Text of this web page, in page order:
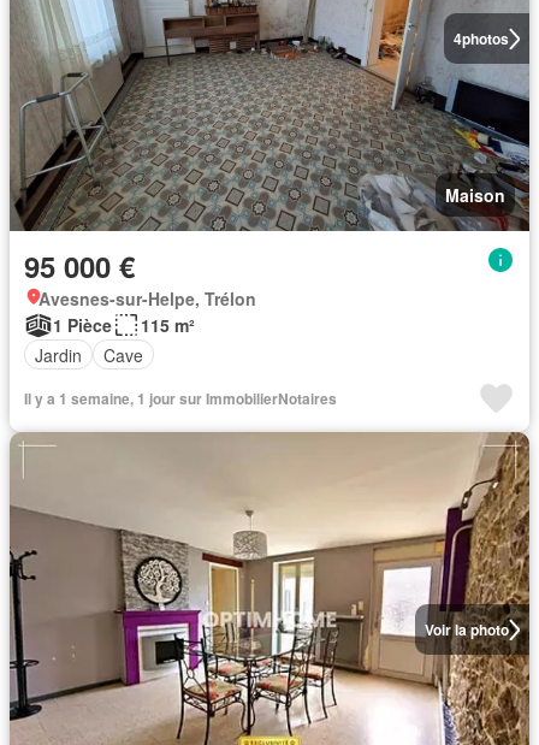
4photos
Maison
95 000 €
Avesnes-sur-Helpe, Trélon
1 Pièce
115 m²
Jardin
Cave
Il y a 1 semaine, 1 jour sur ImmobilierNotaires
Voir la photo